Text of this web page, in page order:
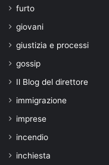
furto
giovani
giustizia e processi
gossip
Il Blog del direttore
immigrazione
imprese
incendio
inchiesta